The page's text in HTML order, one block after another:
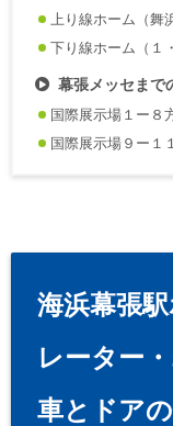
上り線ホーム（舞
下り線ホーム（１
幕張メッセまで
国際展示場１ー８
国際展示場９ー１
海浜幕張
レーター
車とドア